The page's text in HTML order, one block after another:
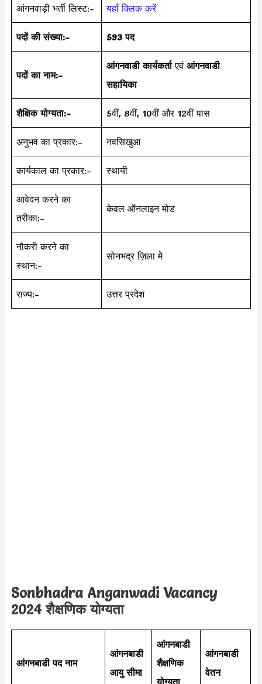
आंगनवाड़ी भर्ती लिस्ट:- यहाँ क्लिक करें
पदों की संख्या:- 593 पद
पदों का नाम:-
आंगनवाडी कार्यकर्ताएवं आंगनवाडी
सहायिका
शैक्षिक योग्यता:- 5वीं, 8वीं, 10वीं और 12वीं पास
अनुभव का प्रकार:- नवसिखुआ
कार्यकाल का प्रकार:- स्थायी
आवेदन करने का
तरीका:-
केवल ऑनलाइन मोड
नौकरी करने का
स्थान:-
सोनभद्र ज़िला मे
राज्य:- उत्तर प्रदेश
Sonbhadra Anganwadi Vacancy
2024 शैक्षणिक योग्यता
आंगनबाडी पद नाम
आंगनबाडी
आयु सीमा
आंगनबाडी
शैक्षणिक
आंगनबाडी
वेतन